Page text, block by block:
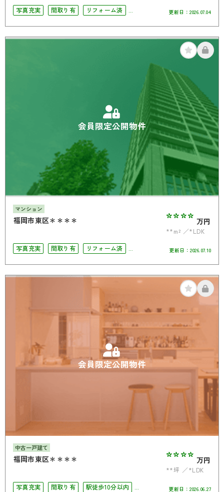
写真充実 間取り有
リフォーム済
オートロック
角部屋
更新日： 2026.07.04
会員限定公開物件
マンション
福岡市東区＊＊＊＊ **** 万円
**m²
*LDK
写真充実
間取り有
リフォーム済
更新日： 2026.07.10
会員限定公開物件
中古一戸建て
福岡市東区＊＊＊＊ **** 万円
**坪
*LDK
写真充実
間取り有 駅徒歩10分以内 更新日： 2026.06.27